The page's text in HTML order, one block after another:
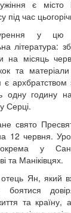
є
час
у цю
література:
на місяць
та
архбратством
одну годину
Серці.
свято
12 червня.
у
та Маніківцях.
Ян, який
боятися
та країну,